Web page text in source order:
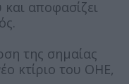
αποφασίζει
της σημαίας
κτίριο του ΟΗΕ,